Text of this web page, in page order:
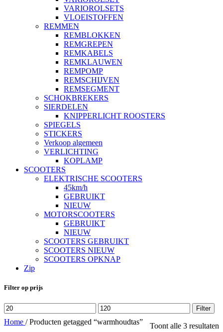
VARIOROLSETS
VLOEISTOFFEN
REMMEN
REMBLOKKEN
REMGREPEN
REMKABELS
REMKLAUWEN
REMPOMP
REMSCHIJVEN
REMSEGMENT
SCHOKBREKERS
SIERDELEN
KNIPPERLICHT ROOSTERS
SPIEGELS
STICKERS
Verkoop algemeen
VERLICHTING
KOPLAMP
SCOOTERS
ELEKTRISCHE SCOOTERS
45km/h
GEBRUIKT
NIEUW
MOTORSCOOTERS
GEBRUIKT
NIEUW
SCOOTERS GEBRUIKT
SCOOTERS NIEUW
SCOOTERS OPKNAP
Zip
Filter op prijs
Min.
prijs
Max.
prijs
Filter
Home / Producten getagged “warmhoudtas” Toont alle 3 resultaten